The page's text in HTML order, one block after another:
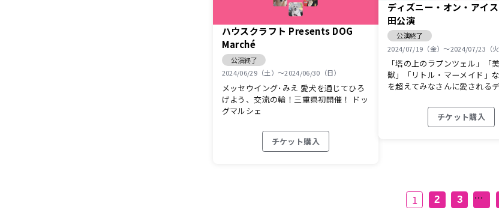
ハウスクラフト Presents DOG
Marché
公演終了
2024/06/29（土）〜2024/06/30（日）
メッセウイング･みえ 愛犬を通じてひろ
げよう、交流の輪！三重県初開催！ ドッ
グマルシェ
チケット購入
ディズニー・オン・アイ
田公演
公演終了
2024/07/19（金）〜2024/07/23（火
「塔の上のラプンツェル」「
獣」「リトル・マーメイド」
を超えてみなさんに愛される
チケット購入
1 2 3 …